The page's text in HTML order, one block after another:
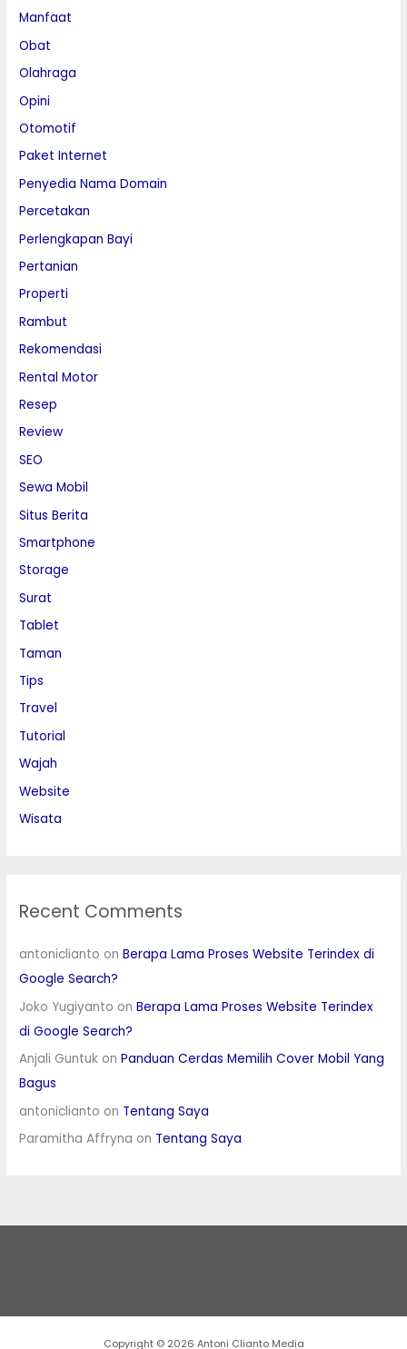
Manfaat
Obat
Olahraga
Opini
Otomotif
Paket Internet
Penyedia Nama Domain
Percetakan
Perlengkapan Bayi
Pertanian
Properti
Rambut
Rekomendasi
Rental Motor
Resep
Review
SEO
Sewa Mobil
Situs Berita
Smartphone
Storage
Surat
Tablet
Taman
Tips
Travel
Tutorial
Wajah
Website
Wisata
Recent Comments
antoniclianto onBerapa Lama Proses Website Terindex di
Google Search?
Joko Yugiyanto onBerapa Lama Proses Website Terindex
di Google Search?
Anjali Guntuk onPanduan Cerdas Memilih Cover Mobil Yang
Bagus
antoniclianto on Tentang Saya
Paramitha Affryna on Tentang Saya
Copyright © 2026 Antoni Clianto Media